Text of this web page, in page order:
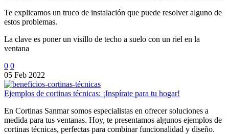
Te explicamos un truco de instalación que puede resolver alguno de
estos problemas.
La clave es poner un visillo de techo a suelo con un riel en la
ventana
0 0
05 Feb 2022
Ejemplos de cortinas técnicas: ¡Inspírate para tu hogar!
En Cortinas Sanmar somos especialistas en ofrecer soluciones a
medida para tus ventanas. Hoy, te presentamos algunos ejemplos de
cortinas técnicas, perfectas para combinar funcionalidad y diseño.